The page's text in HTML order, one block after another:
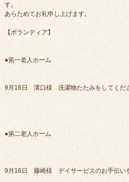
す。
あらためてお礼申し上げます。
【ボランティア】
●第一老人ホーム
9月16日 溝口様 洗濯物たたみをしてくだ
●第二老人ホーム
9月16日 藤崎様 デイサービスのお手伝い